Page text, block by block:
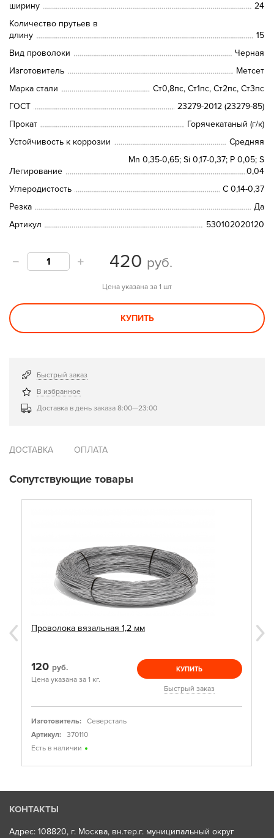
ширину
24
Количество прутьев в
длину
15
Вид проволоки
Черная
Изготовитель
Метсет
Марка стали
Ст0,8пс, Ст1пс, Ст2пс, Ст3пс
ГОСТ
23279-2012 (23279-85)
Прокат
Горячекатаный (г/к)
Устойчивость к коррозии
Средняя
Легирование
Mn 0,35-0,65; Si 0,17-0,37; P 0,05; S
0,04
Углеродистость
С 0,14-0,37
Резка
Да
Артикул
530102020120
420 руб.
Цена указана за 1 шт
КУПИТЬ
Быстрый заказ
В избранное
Доставка в день заказа 8:00—23:00
ДОСТАВКА ОПЛАТА
Сопутствующие товары
Проволока вязальная 1,2 мм
120 руб.
Цена указана за 1 кг.
КУПИТЬ
Быстрый заказ
Изготовитель:
Северсталь
Артикул:
370110
Есть в наличии
КОНТАКТЫ
Адрес: 108820, г. Москва, вн.тер.г. муниципальный округ